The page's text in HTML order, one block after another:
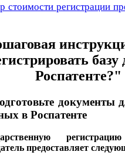
стоимости регистрации
Роспатенте?"
документы
в Роспатенте
предоставляет